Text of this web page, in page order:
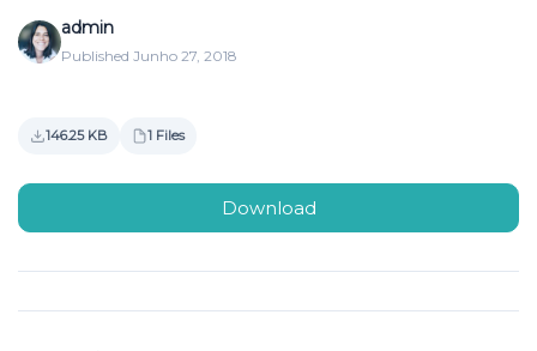
admin
Published Junho 27, 2018
146.25 KB 1 Files
Download